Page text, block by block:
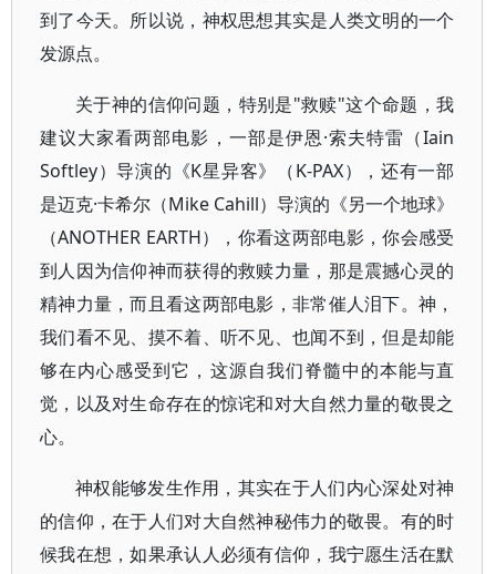
到了今天。所以说，神权思想其实是人类文明的一个
发源点。
关于神的信仰问题，特别是"救赎"这个命题，我
建议大家看两部电影，一部是伊恩·索夫特雷（Iain
Softley）导演的《K星异客》（K-PAX），还有一部
是迈克·卡希尔（Mike Cahill）导演的《另一个地球》
（ANOTHER EARTH），你看这两部电影，你会感受
到人因为信仰神而获得的救赎力量，那是震撼心灵的
精神力量，而且看这两部电影，非常催人泪下。神，
我们看不见、摸不着、听不见、也闻不到，但是却能
够在内心感受到它，这源自我们脊髓中的本能与直
觉，以及对生命存在的惊诧和对大自然力量的敬畏之
心。
神权能够发生作用，其实在于人们内心深处对神
的信仰，在于人们对大自然神秘伟力的敬畏。有的时
候我在想，如果承认人必须有信仰，我宁愿生活在默